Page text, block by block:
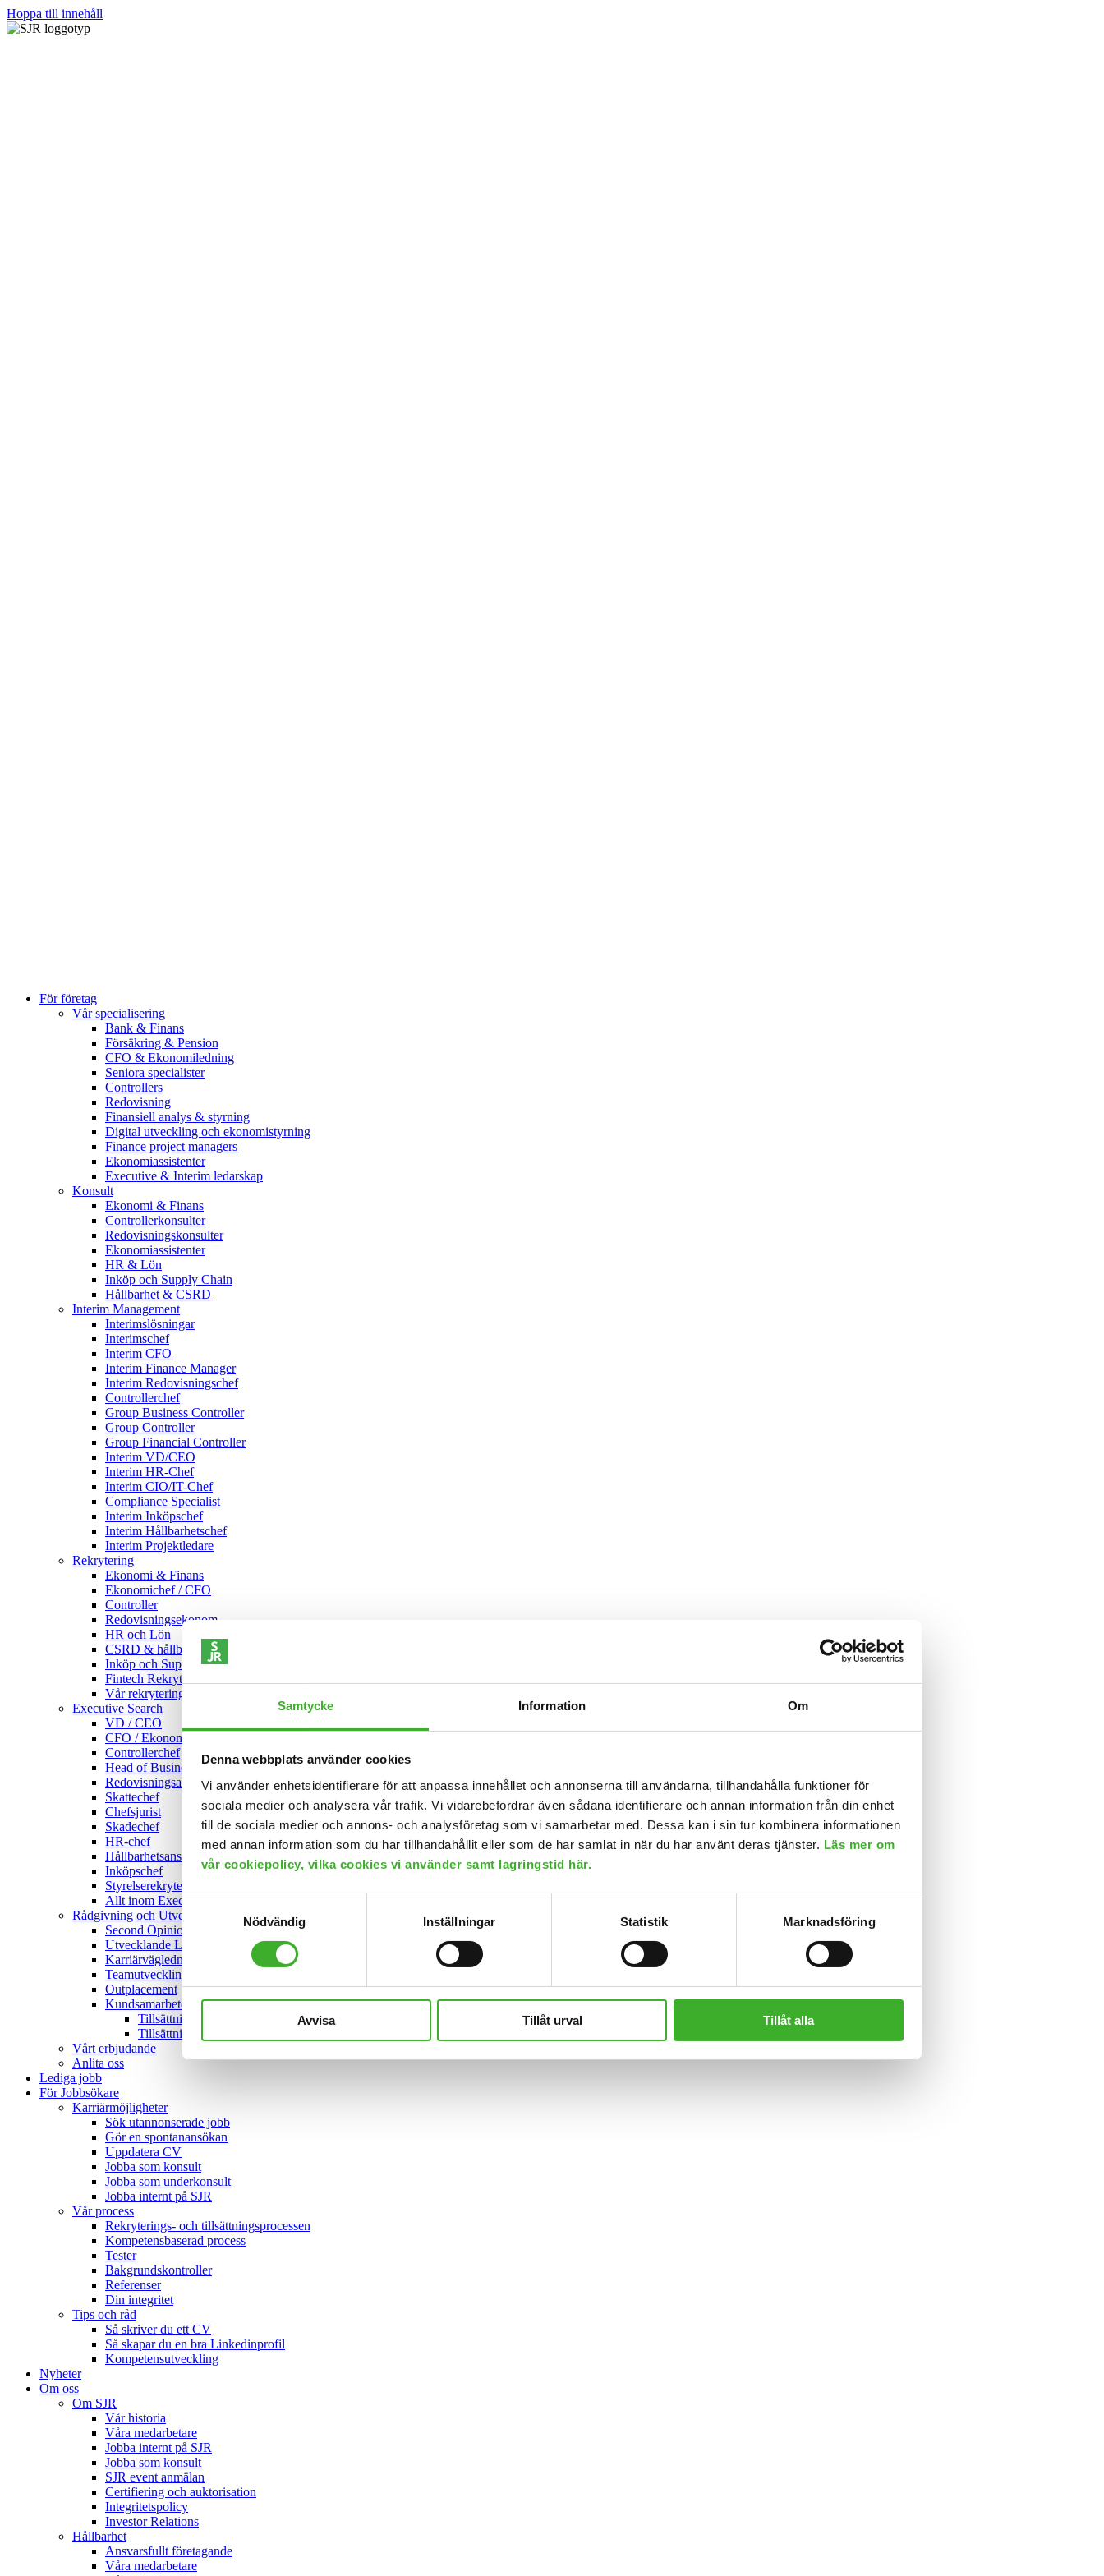
Samtycke Information Om
Denna webbplats använder cookies
Vi använder enhetsidentifierare för att anpassa innehållet och annonserna till användarna, tillhandahålla funktioner för
sociala medier och analysera vår trafik. Vi vidarebefordrar även sådana identifierare och annan information från din enhet
till de sociala medier och annons- och analysföretag som vi samarbetar med. Dessa kan i sin tur kombinera informationen
med annan information som du har tillhandahållit eller som de har samlat in när du har använt deras tjänster. Läs mer om
vår cookiepolicy, vilka cookies vi använder samt lagringstid här.
Samtyckesval
Nödvändig
Inställningar Statistik Marknadsföring
Avvisa Tillåt urval Tillåt alla
Hoppa till innehåll
För företag
Vår specialisering
Bank & Finans
Försäkring & Pension
CFO & Ekonomiledning
Seniora specialister
Controllers
Redovisning
Finansiell analys & styrning
Digital utveckling och ekonomistyrning
Finance project managers
Ekonomiassistenter
Executive & Interim ledarskap
Konsult
Ekonomi & Finans
Controllerkonsulter
Redovisningskonsulter
Ekonomiassistenter
HR & Lön
Inköp och Supply Chain
Hållbarhet & CSRD
Interim Management
Interimslösningar
Interimschef
Interim CFO
Interim Finance Manager
Interim Redovisningschef
Controllerchef
Group Business Controller
Group Controller
Group Financial Controller
Interim VD/CEO
Interim HR-Chef
Interim CIO/IT-Chef
Compliance Specialist
Interim Inköpschef
Interim Hållbarhetschef
Interim Projektledare
Rekrytering
Ekonomi & Finans
Ekonomichef / CFO
Controller
Redovisningsekonom
HR och Lön
CSRD & hållbarhetsroller
Inköp och Supply Chain
Fintech Rekrytering
Vår rekryteringsprocess
Executive Search
VD / CEO
CFO / Ekonomichef
Controllerchef
Head of Business Control
Redovisningsansvarig
Skattechef
Chefsjurist
Skadechef
HR-chef
Hållbarhetsansvarig
Inköpschef
Styrelserekrytering
Allt inom Executive Search
Rådgivning och Utveckling
Second Opinion
Utvecklande Ledarskap
Karriärvägledning och coachning
Teamutveckling
Outplacement
Kundsamarbeten
Tillsättningar Konsult
Tillsättningar Rekrytering
Vårt erbjudande
Anlita oss
Lediga jobb
För Jobbsökare
Karriärmöjligheter
Sök utannonserade jobb
Gör en spontanansökan
Uppdatera CV
Jobba som konsult
Jobba som underkonsult
Jobba internt på SJR
Vår process
Rekryterings- och tillsättningsprocessen
Kompetensbaserad process
Tester
Bakgrundskontroller
Referenser
Din integritet
Tips och råd
Så skriver du ett CV
Så skapar du en bra Linkedinprofil
Kompetensutveckling
Nyheter
Om oss
Om SJR
Vår historia
Våra medarbetare
Jobba internt på SJR
Jobba som konsult
SJR event anmälan
Certifiering och auktorisation
Integritetspolicy
Investor Relations
Hållbarhet
Ansvarsfullt företagande
Våra medarbetare